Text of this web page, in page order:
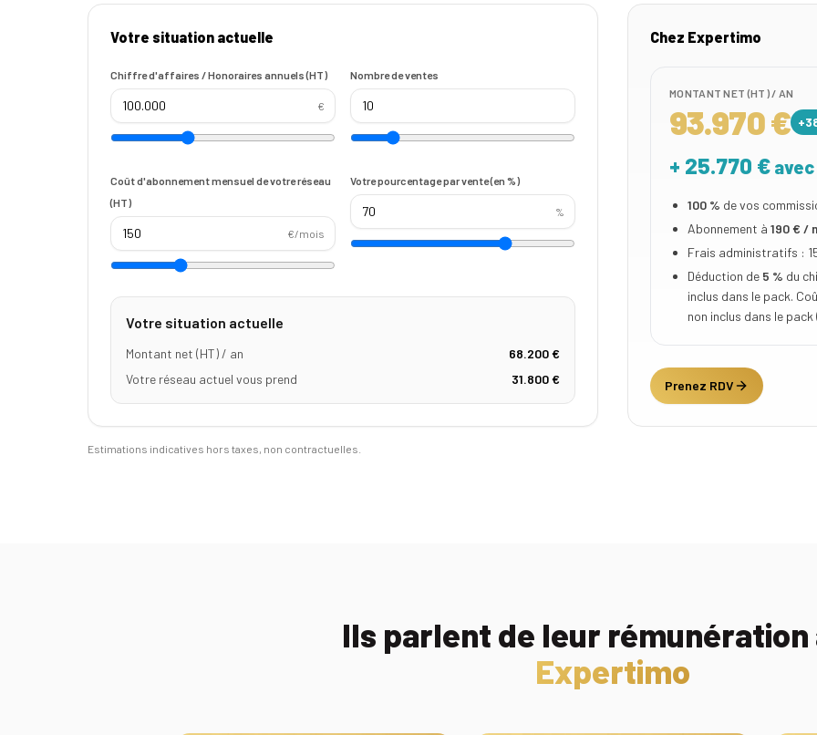
Votre situation actuelle
Chiffre d'affaires / Honoraires annuels (HT)
€
Nombre de ventes
Coût d'abonnement mensuel de votre réseau
(HT)
€/mois
Votre pourcentage par vente (en %)
%
Votre situation actuelle
Montant net (HT) / an
68.200 €
Votre réseau actuel vous prend
31.800 €
Chez Expertimo
MONTANT NET (HT) / AN
93.970 €
+ 25.770 €
100 % de vos
Abonnement à 190€ /
Frais administratifs :
Déduction de 5 % du
inclus dans le pack.
non inclus dans le
Prenez RDV
Estimations indicatives hors taxes, non contractuelles.
Ils parlent de leur rémunération
Expertimo